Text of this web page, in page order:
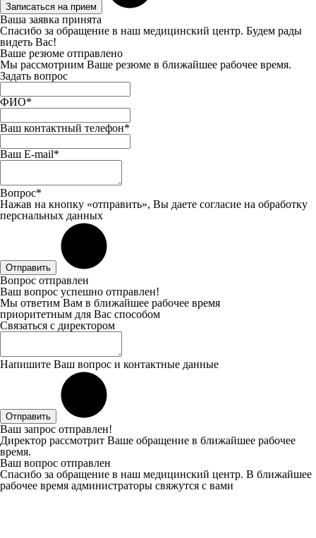
Записаться на прием
Ваша заявка принята
Спасибо за обращение в наш медицинский центр. Будем рады
видеть Вас!
Ваше резюме отправлено
Мы рассмотриим Ваше резюме в ближайшее рабочее время.
Задать вопрос
ФИО*
Ваш контактный телефон*
Ваш E-mail*
Вопрос*
Нажав на кнопку «отправить», Вы даете согласие на обработку
перснальных данных
Отправить
Вопрос отправлен
Ваш вопрос успешно отправлен!
Мы ответим Вам в ближайшее рабочее время
приоритетным для Вас способом
Связаться с директором
Напишите Ваш вопрос и контактные данные
Отправить
Ваш запрос отправлен!
Директор рассмотрит Ваше обращение в ближайшее рабочее
время.
Ваш вопрос отправлен
Спасибо за обращение в наш медицинский центр. В ближайшее
рабочее время администраторы свяжутся с вами